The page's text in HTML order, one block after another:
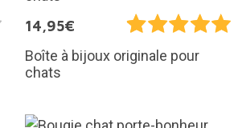
14,95€
Boîte à bijoux originale pour
chats